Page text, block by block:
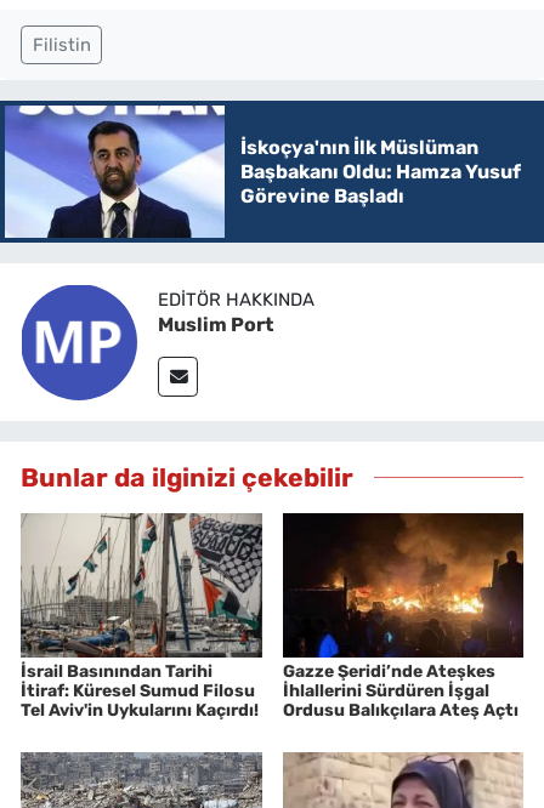
Filistin
İskoçya'nın İlk Müslüman
Başbakanı Oldu: Hamza Yusuf
Görevine Başladı
EDITÖR HAKKINDA
Muslim Port
Bunlar da ilginizi çekebilir
İsrail Basınından Tarihi
İtiraf: Küresel Sumud Filosu
Tel Aviv'in Uykularını Kaçırdı!
Gazze Şeridi’nde Ateşkes
İhlallerini Sürdüren İşgal
Ordusu Balıkçılara Ateş Açtı